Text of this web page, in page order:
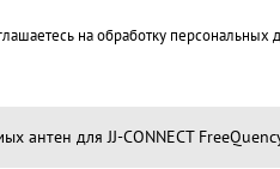
на обработку персональных
антен для JJ-CONNECT